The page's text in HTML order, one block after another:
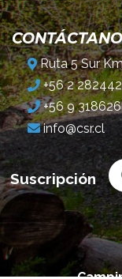
Ruta 5 Sur
+56 2
+56 9
info@csr.cl
Suscripción